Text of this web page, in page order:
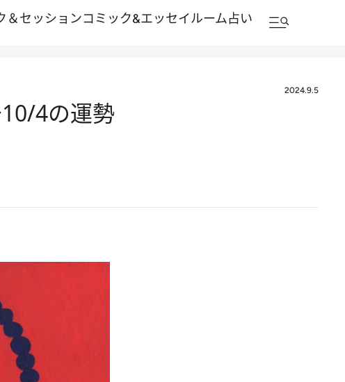
＆セッションコミック&エッセイルーム占い
2024.9.5
4の運勢